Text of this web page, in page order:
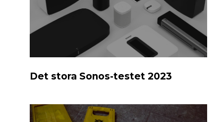
Det stora Sonos-testet 2023